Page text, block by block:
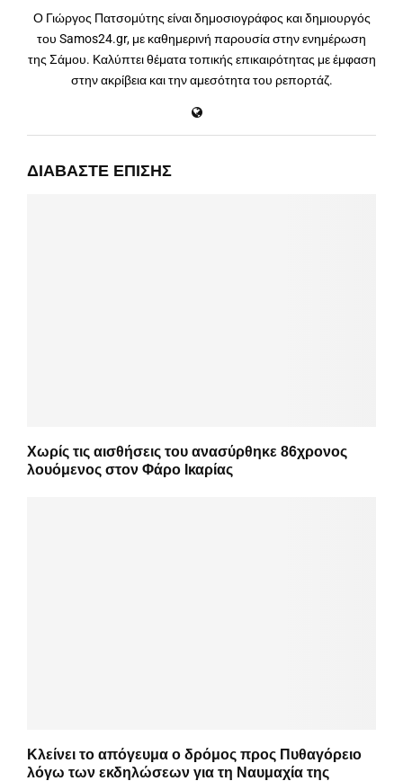
Ο Γιώργος Πατσομύτης είναι δημοσιογράφος και δημιουργός
του Samos24.gr, με καθημερινή παρουσία στην ενημέρωση
της Σάμου. Καλύπτει θέματα τοπικής επικαιρότητας με έμφαση
στην ακρίβεια και την αμεσότητα του ρεπορτάζ.
ΔΙΑΒΆΣΤΕ ΕΠΊΣΗΣ
Χωρίς τις αισθήσεις του ανασύρθηκε 86χρονος
λουόμενος στον Φάρο Ικαρίας
Κλείνει το απόγευμα ο δρόμος προς Πυθαγόρειο
λόγω των εκδηλώσεων για τη Ναυμαχία της